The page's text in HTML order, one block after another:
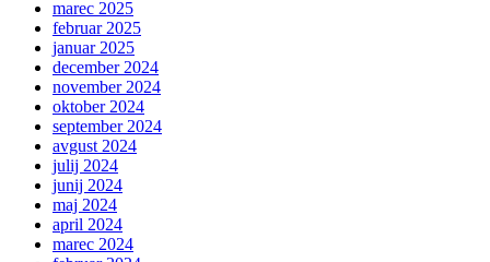
marec 2025
februar 2025
januar 2025
december 2024
november 2024
oktober 2024
september 2024
avgust 2024
julij 2024
junij 2024
maj 2024
april 2024
marec 2024